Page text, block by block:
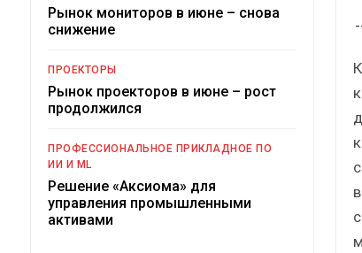
Рынок мониторов в июне – снова
снижение
ПРОЕКТОРЫ
Рынок проекторов в июне – рост
продолжился
ПРОФЕССИОНАЛЬНОЕ ПРИКЛАДНОЕ ПО
ИИ И ML
Решение «Аксиома» для
управления промышленными
активами
российский рынок ИБП?